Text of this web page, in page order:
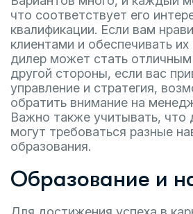
что соответствует его
квалификации. Если вам
клиентами и обеспечивать их
дилер может стать
другой стороны, если вас
управление и стратегия,
обратить внимание на
Важно также учитывать, что
могут требоваться разные
образования.
Образование и